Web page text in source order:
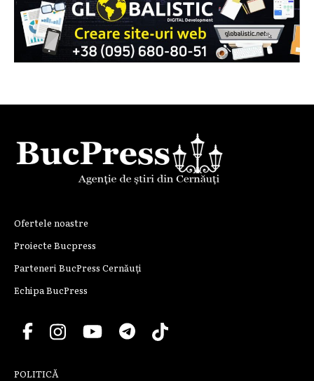
Ofertele noastre
Proiecte Bucpress
Parteneri BucPress Cernăuți
Echipa BucPress
POLITICĂ